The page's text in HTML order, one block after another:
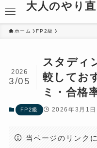
大人のやり
ホーム FP2級
スタディ
較してお
ミ・合格
2026
3/05
FP2級 2026年3月1日
当ページのリンク